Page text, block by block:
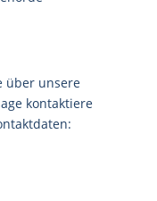
über unsere
kontaktiere